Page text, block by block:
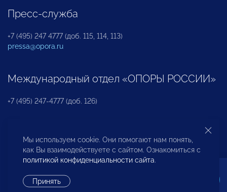
Пресс-служба
+7 (495) 247 4777 (доб. 115, 114, 113)
pressa@opora.ru
Международный отдел «ОПОРЫ РОССИИ»
+7 (495) 247-4777 (доб. 126)
Бюро по защите прав предпринимателей и
инвесторов
Мы используем cookie. Они помогают нам понять,
как Вы взаимодействуете с сайтом. Ознакомиться с
политикой конфиденциальности сайта.
Принять